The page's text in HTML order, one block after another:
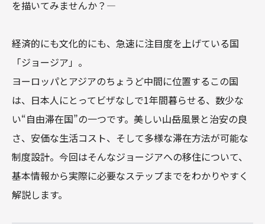
を描いてみませんか？―
経済的にも文化的にも、急速に注目度を上げている国
「ジョージア」。
ヨーロッパとアジアのちょうど中間に位置するこの国
は、日本人にとってビザなしで1年間暮らせる、数少な
い“自由滞在国”の一つです。美しい山岳風景と治安の良
さ、安価な生活コスト、そして多様な滞在方法が可能な
制度設計。今回はそんなジョージアへの移住について、
基本情報から実際に必要なステップまでをわかりやすく
解説します。